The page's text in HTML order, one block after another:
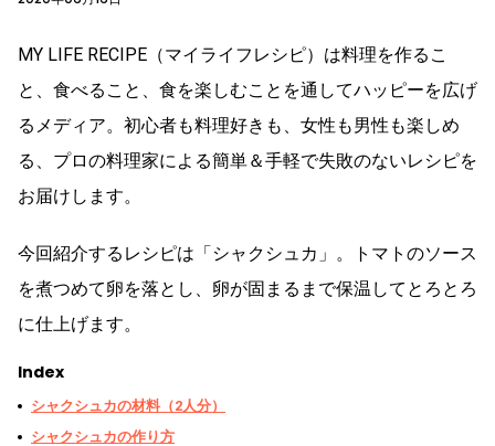
MY LIFE RECIPE（マイライフレシピ）は料理を作るこ
と、食べること、食を楽しむことを通してハッピーを広げ
るメディア。初心者も料理好きも、女性も男性も楽しめ
る、プロの料理家による簡単＆手軽で失敗のないレシピを
お届けします。
今回紹介するレシピは「シャクシュカ」。トマトのソース
を煮つめて卵を落とし、卵が固まるまで保温してとろとろ
に仕上げます。
Index
シャクシュカの材料（2人分）
シャクシュカの作り方